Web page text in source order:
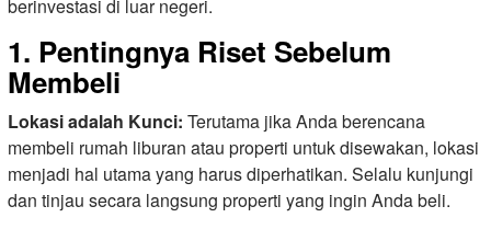
berinvestasi di luar negeri.
1. Pentingnya Riset Sebelum
Membeli
Lokasi adalah Kunci: Terutama jika Anda berencana
membeli rumah liburan atau properti untuk disewakan, lokasi
menjadi hal utama yang harus diperhatikan. Selalu kunjungi
dan tinjau secara langsung properti yang ingin Anda beli.